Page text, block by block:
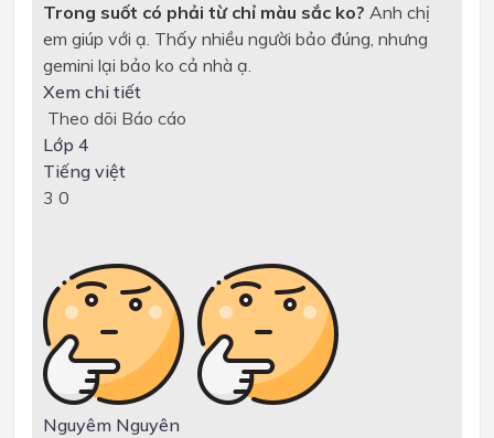
Trong suốt có phải từ chỉ màu sắc ko? Anh chị
em giúp với ạ. Thấy nhiều người bảo đúng, nhưng
gemini lại bảo ko cả nhà ạ.
Xem chi tiết
Theo dõi Báo cáo
Lớp 4
Tiếng việt
3 0
Nguyêm Nguyên